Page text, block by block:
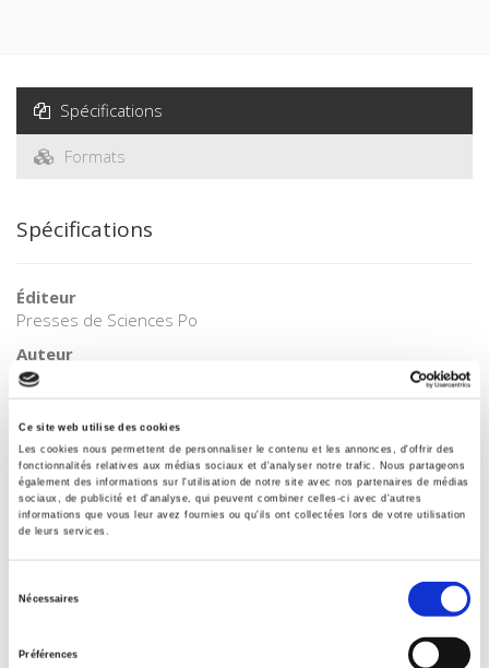
Ce site web utilise des cookies
Les cookies nous permettent de personnaliser le contenu et les annonces, d'offrir des
fonctionnalités relatives aux médias sociaux et d'analyser notre trafic. Nous partageons
également des informations sur l'utilisation de notre site avec nos partenaires de médias
sociaux, de publicité et d'analyse, qui peuvent combiner celles-ci avec d'autres
informations que vous leur avez fournies ou qu'ils ont collectées lors de votre utilisation
de leurs services.
Nécessaires
Préférences
Spécifications
Formats
Spécifications
Éditeur
Presses de Sciences Po
Auteur
Revue
ISSN
02941759
Langue
français
BISAC Subject Heading